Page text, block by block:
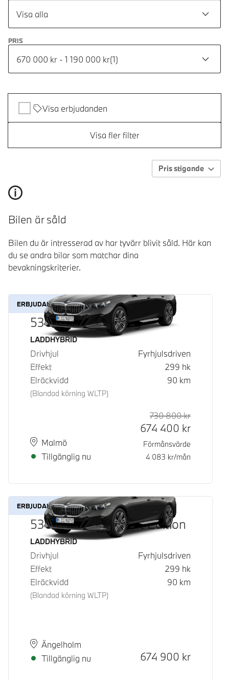
Visa alla
PRIS
670 000 kr - 1 190 000 kr(1)
Visa erbjudanden
Visa fler filter
Pris stigande
Bilen är såld
Bilen du är intresserad av har tyvärr blivit såld. Här kan
du se andra bilar som matchar dina
bevakningskriterier.
ERBJUDANDE
530e xDrive Touring
Bränsle
LADDHYBRID
Drivhjul
Fyrhjulsdriven
Effekt
299 hk
Elräckvidd
(Blandad körning WLTP)
90 km
PlatsMalmö
Leveranstid
Tillgänglig nu
Rek. ord
730 800kr
674 400 kr
Förmånsvärde
4 083 kr/mån
ERBJUDANDE
530e xDrive M Sport Edition
Bränsle
LADDHYBRID
Drivhjul
Fyrhjulsdriven
Effekt
299 hk
Elräckvidd
(Blandad körning WLTP)
90 km
PlatsÄngelholm
Leveranstid
Tillgänglig nu
Kontantpris
674 900 kr